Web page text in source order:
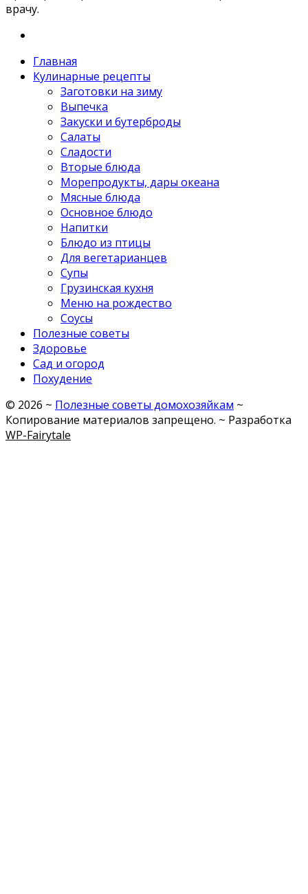
врачу.
Главная
Кулинарные рецепты
Заготовки на зиму
Выпечка
Закуски и бутерброды
Салаты
Сладости
Вторые блюда
Морепродукты, дары океана
Мясные блюда
Основное блюдо
Напитки
Блюдо из птицы
Для вегетарианцев
Супы
Грузинская кухня
Меню на рождество
Соусы
Полезные советы
Здоровье
Сад и огород
Похудение
© 2026 ~ Полезные советы домохозяйкам ~
Копирование материалов запрещено. ~ Разработка
WP-Fairytale